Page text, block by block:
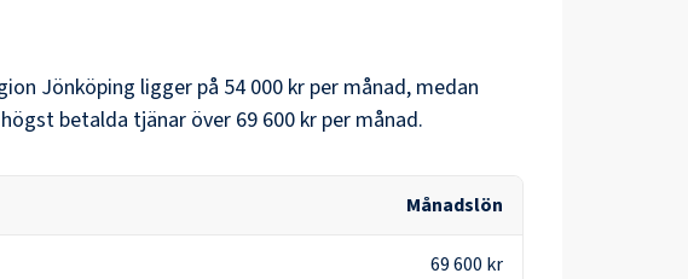
Jönköping ligger på 54 000 kr per månad, medan
betalda tjänar över69 600 kr per månad.
Månadslön
69 600 kr